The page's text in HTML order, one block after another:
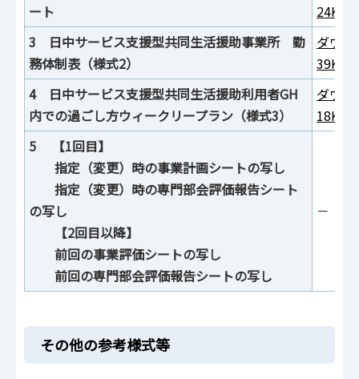
ート
24KB
3 日中サービス支援型共同生活援助事業所 勤
務体制表（様式2）
ダウ
39KB
4 日中サービス支援型共同生活援助利用者GH
内での過ごし方ウィークリープラン（様式3）
ダウ
18KB
5 【1回目】
指定（変更）時の事業計画シートの写し
指定（変更）時の専門部会評価報告シート
の写し
【2回目以降】
前回の事業評価シートの写し
前回の専門部会評価報告シートの写し
－
その他の参考様式等